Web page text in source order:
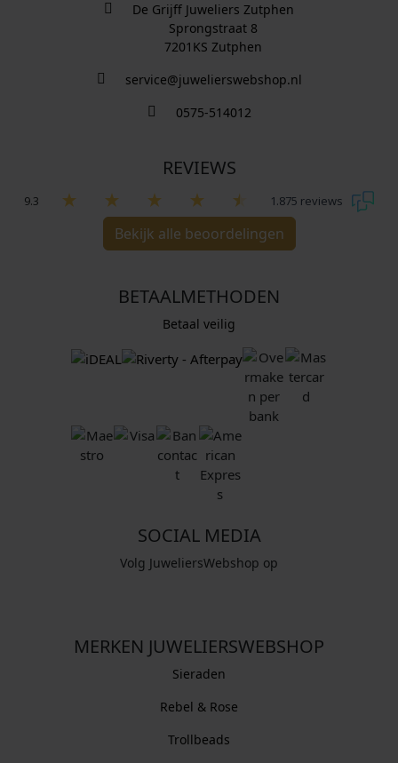
De Grijff Juweliers Zutphen
Sprongstraat 8
7201KS Zutphen
service@juwelierswebshop.nl
0575-514012
REVIEWS
9.3 1.875 reviews
Bekijk alle beoordelingen
BETAALMETHODEN
Betaal veilig
SOCIAL MEDIA
Volg JuweliersWebshop op
MERKEN JUWELIERSWEBSHOP
Sieraden
Rebel & Rose
Trollbeads